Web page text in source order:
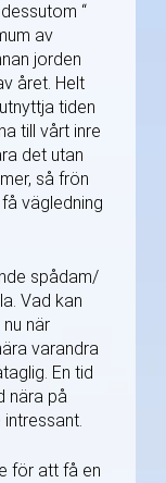
“
av
jorden
året. Helt
tiden
till vårt inre
det utan
så frön
vägledning
spådam/
Vad kan
när
varandra
En tid
nära på
för att få en